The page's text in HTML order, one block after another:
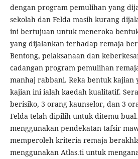
dengan program pemulihan yang
sekolah dan Felda masih kurang
ini bertujuan untuk meneroka
yang dijalankan terhadap remaja
Bentong, pelaksanaan dan
cadangan program pemulihan
manhaj rabbani. Reka bentuk kajian
kajian ini ialah kaedah kualitatif.
berisiko, 3 orang kaunselor, dan 3
Felda telah dipilih untuk ditemu
menggunakan pendekatan tafsir
memperoleh kriteria remaja
menggunakan Atlas.ti untuk